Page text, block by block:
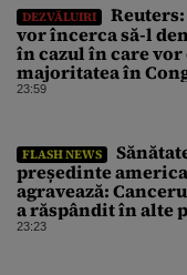
DEZVĂLUIRI
vor încerca să-l
în cazul în care
majoritatea în
23:59
FLASH NEWS
președinte
agravează:
a răspândit în alte
corpului
23:23